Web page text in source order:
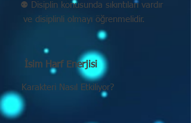
⚉ Disiplin konusunda sıkıntıları vardır
ve disiplinli olmayı öğrenmelidir.
İsim Harf Enerjisi
Karakteri Nasıl Etkiliyor?